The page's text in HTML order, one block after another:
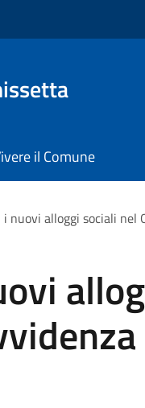
il Comune
nuovi alloggi sociali nel